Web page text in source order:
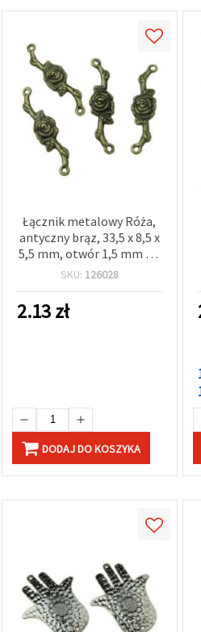
Łącznik metalowy Róża,
antyczny brąz, 33,5 x 8,5 x
5,5 mm, otwór 1,5 mm – 5
szt.
SKU: 126028
2.13zł
DODAJ DO KOSZYKA